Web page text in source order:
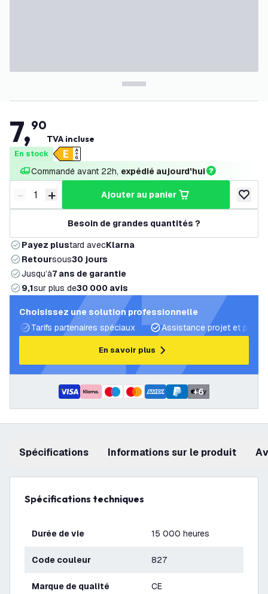
7,90
TVA incluse
En stock
Commandé avant 22h, expédié aujourd'hui
Diminuer la quantité
- Augmenter la quantité
+ ajouter au panier
Besoin de grandes quantités ?
Payez plustard avecKlarna
Retoursous30 jours
Jusqu’à7 ans de garantie
9,1sur plus de30 000 avis
Choisissez une solution professionnelle
Tarifs partenaires spéciaux
Assistance projet et plans
En savoir plus
+6
Spécifications Informations sur le produit
Spécifications techniques
Durée de vie 15 000 heures
Code couleur 827
Marque de qualité CE